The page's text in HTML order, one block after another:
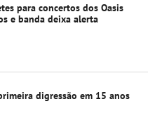
para concertos dos Oasis
e banda deixa alerta
digressão em 15 anos